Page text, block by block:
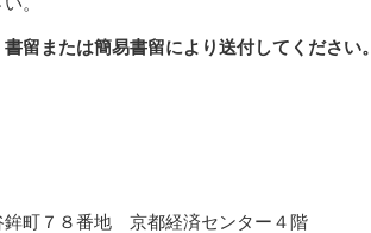
留または簡易書留により送付してください。
町７８番地 京都経済センター４階